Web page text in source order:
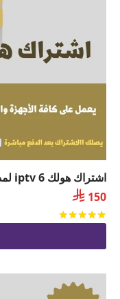
اشتراك هولك iptv 6 لمدة أشهر
 150